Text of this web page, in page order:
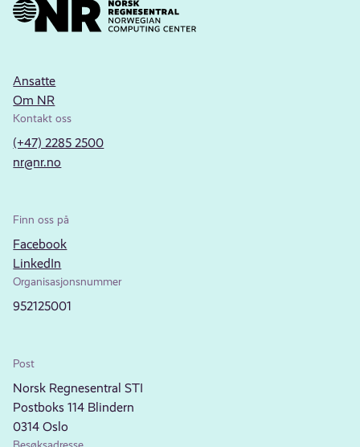
Ansatte
Om NR
Kontakt oss
(+47) 2285 2500
nr@nr.no
Finn oss på
Facebook
LinkedIn
Organisasjonsnummer
952125001
Post
Norsk Regnesentral STI
Postboks 114 Blindern
0314 Oslo
Besøksadresse